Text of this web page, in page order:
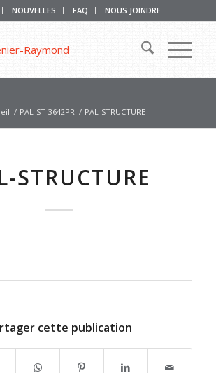
NOUVELLES FAQ NOUS JOINDRE
/ PAL-ST-3642PR / PAL-STRUCTURE
STRUCTURE
cette publication